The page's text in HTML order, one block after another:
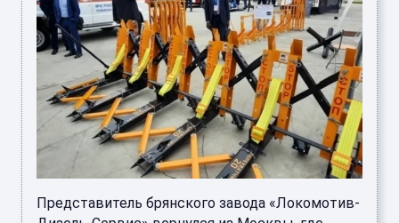
Представитель брянского завода «Локомотив-